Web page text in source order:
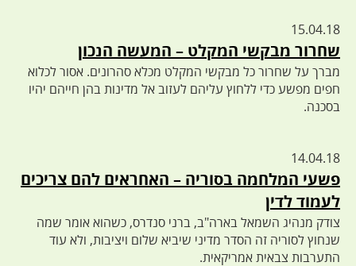
15.04.18
שחרור מבקשי המקלט – המעשה הנכון
מברך על שחרור כל מבקשי המקלט מכלא סהרונים. אסור לכלוא
חפים מפשע כדי ללחוץ עליהם לעזוב אל מדינות בהן חייהם יהיו
בסכנה.
14.04.18
פשעי המלחמה בסוריה – האחראים להם צריכים
לעמוד לדין
צודק מנהיג השמאל בארה"ב, ברני סנדרס, כשהוא אומר שמה
שנחוץ לסוריה זה הסדר מדיני שיביא שלום ויציבות, ולא עוד
התערבות צבאית אמריקאית.